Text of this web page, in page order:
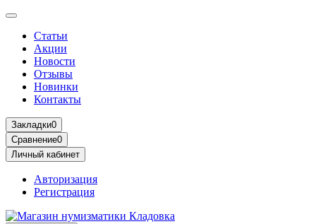
Статьи
Акции
Новости
Отзывы
Новинки
Контакты
Закладки0
Сравнение0
Личный кабинет
Авторизация
Регистрация